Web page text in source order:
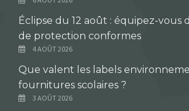
Éclipse du 12 août : équipez-vous
de protection conformes
4 AOÛT 2026
Que valent les labels
fournitures scolaires ?
3 AOÛT 2026